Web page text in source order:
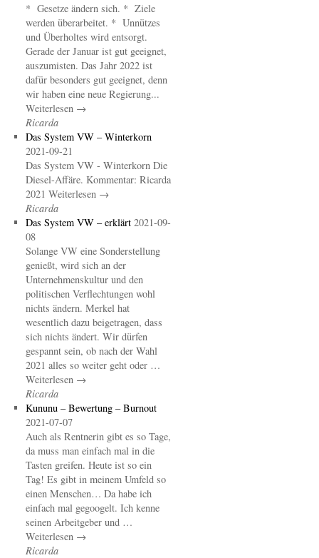
* Gesetze ändern sich. * Ziele
werden überarbeitet. * Unnützes
und Überholtes wird entsorgt.
Gerade der Januar ist gut geeignet,
auszumisten. Das Jahr 2022 ist
dafür besonders gut geeignet, denn
wir haben eine neue Regierung...
Weiterlesen →
Ricarda
Das System VW – Winterkorn
2021-09-21
Das System VW - Winterkorn Die
Diesel-Affäre. Kommentar: Ricarda
2021 Weiterlesen →
Ricarda
Das System VW – erklärt 2021-09-
08
Solange VW eine Sonderstellung
genießt, wird sich an der
Unternehmenskultur und den
politischen Verflechtungen wohl
nichts ändern. Merkel hat
wesentlich dazu beigetragen, dass
sich nichts ändert. Wir dürfen
gespannt sein, ob nach der Wahl
2021 alles so weiter geht oder …
Weiterlesen →
Ricarda
Kununu – Bewertung – Burnout
2021-07-07
Auch als Rentnerin gibt es so Tage,
da muss man einfach mal in die
Tasten greifen. Heute ist so ein
Tag! Es gibt in meinem Umfeld so
einen Menschen… Da habe ich
einfach mal gegoogelt. Ich kenne
seinen Arbeitgeber und …
Weiterlesen →
Ricarda